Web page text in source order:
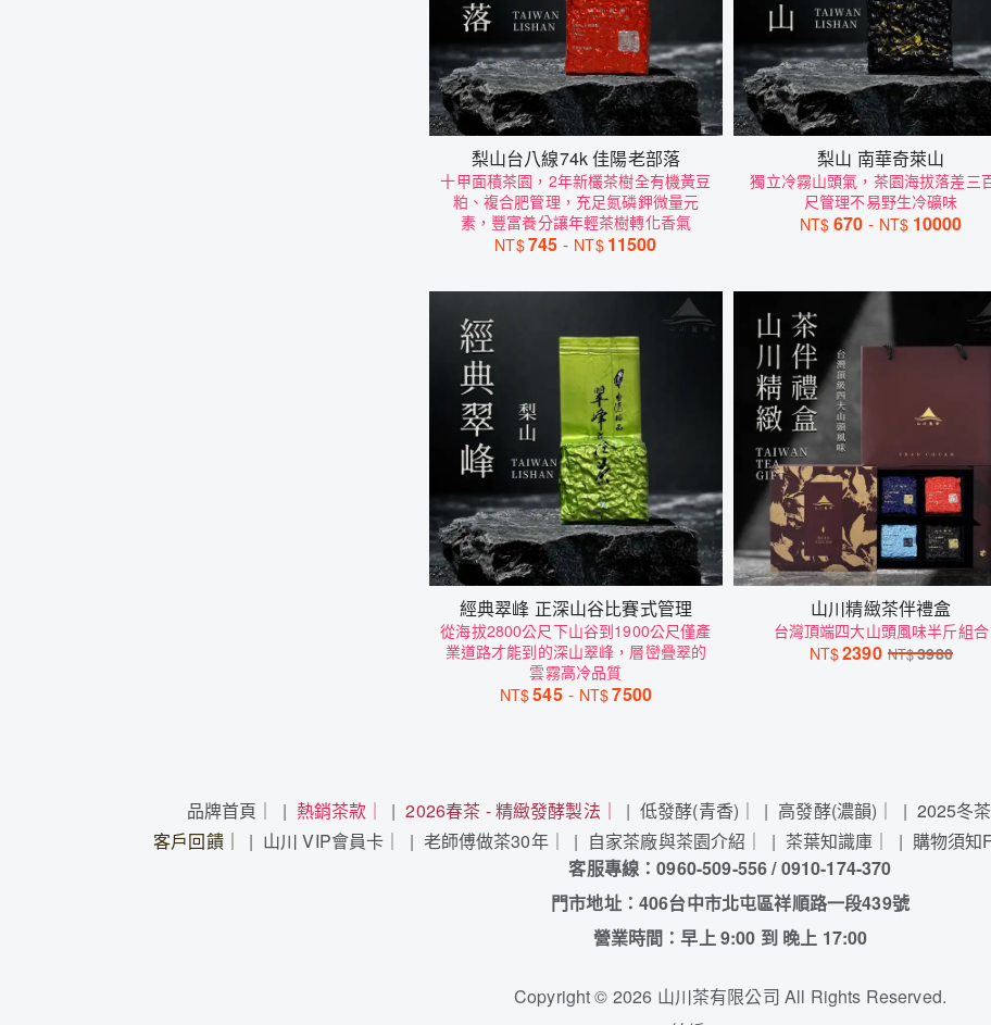
梨山台八線74k 佳陽老部落
十甲面積茶園，2年新欉茶樹全有機黃豆
粕、複合肥管理，充足氮磷鉀微量元
素，豐富養分讓年輕茶樹轉化香氣
NT$745 - NT$ 11500
梨山 南華奇萊山
獨立冷霧山頭氣，茶園海拔落差三
尺管理不易野生冷礦味
NT$ 670 - NT$ 10000
經典翠峰 正深山谷比賽式管理
從海拔2800公尺下山谷到1900公尺僅產
業道路才能到的深山翠峰，層巒疊翠的
雲霧高冷品質
NT$545 - NT$7500
山川精緻茶伴禮盒
台灣頂端四大山頭風味半斤組合
NT$2390 NT$3980
品牌首頁｜ 熱銷茶款｜ 2026春茶 - 精緻發酵製法｜ 低發酵(青香)｜ 高發酵(濃韻)｜ 2025冬
客戶回饋｜
山川 VIP會員卡｜ 老師傅做茶30年｜ 自家茶廠與茶園介紹｜ 茶葉知識庫｜ 購物須知
客服專線：0960-509-556 / 0910-174-370
門市地址：406台中市北屯區祥順路一段439號
營業時間：早上 9:00 到 晚上 17:00
Copyright© 2026 山川茶有限公司 All Rights Reserved.